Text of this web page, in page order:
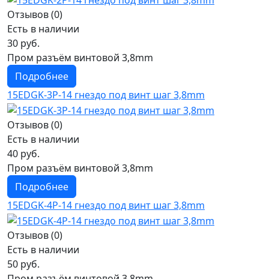
Отзывов (0)
Есть в наличии
30 руб.
Пром разъём винтовой 3,8mm
Подробнее
15EDGK-3P-14 гнездо под винт шаг 3,8mm
Отзывов (0)
Есть в наличии
40 руб.
Пром разъём винтовой 3,8mm
Подробнее
15EDGK-4P-14 гнездо под винт шаг 3,8mm
Отзывов (0)
Есть в наличии
50 руб.